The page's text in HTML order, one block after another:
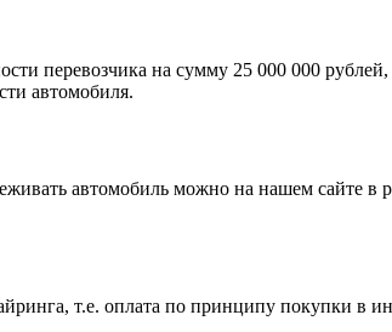
перевозчика на сумму 25 000 000
автомобиля.
автомобиль можно на нашем сайте в
т.е. оплата по принципу покупки в